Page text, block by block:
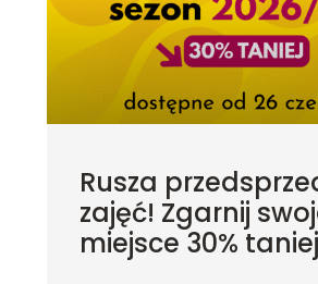
Rusza
zajęć! Zgarnij
miejsce 30% taniej